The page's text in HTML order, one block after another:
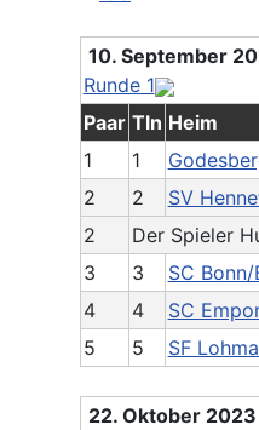
10. September
Runde 1
Paar Tln Heim
1
1
2
2 SV
2
Der Spieler
3
3 SC
4
4 SC
5
5 SF
22. Oktober 2023